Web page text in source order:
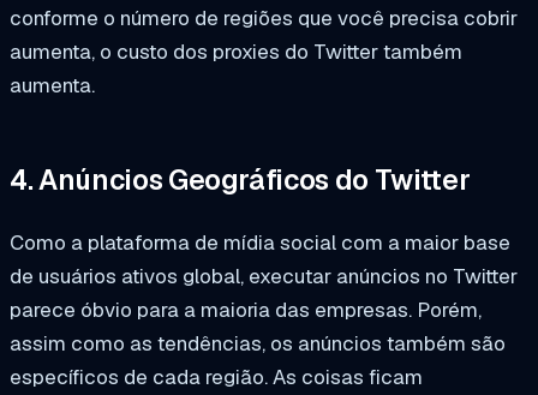
conforme o número de regiões que você precisa cobrir
aumenta, o custo dos proxies do Twitter também
aumenta.
4. Anúncios Geográficos do Twitter
Como a plataforma de mídia social com a maior base
de usuários ativos global, executar anúncios no Twitter
parece óbvio para a maioria das empresas. Porém,
assim como as tendências, os anúncios também são
específicos de cada região. As coisas ficam